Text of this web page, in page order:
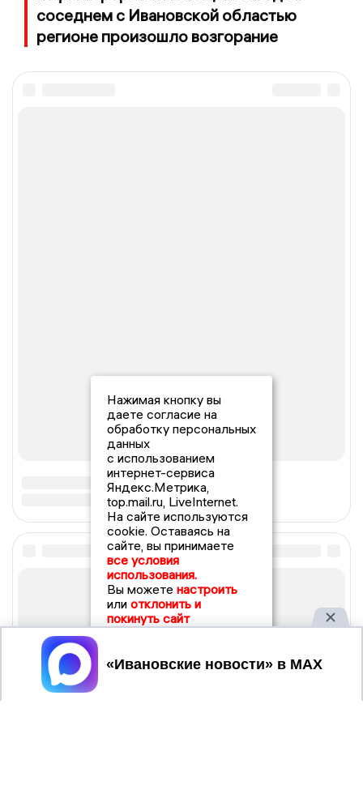
соседнем с Ивановской областью
регионе произошло возгорание
Нажимая кнопку вы
даете согласие на
обработку персональных
данных
с использованием
интернет-сервиса
Яндекс.Метрика,
top.mail.ru, LiveInternet.
На сайте используются
cookie. Оставаясь на
сайте, вы принимаете
все условия
использования.
Вы можете настроить
или отклонить и
покинуть сайт
Принять